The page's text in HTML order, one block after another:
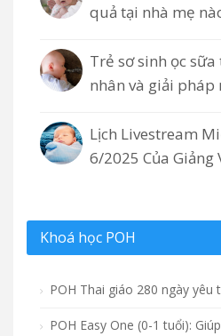
quả tại nhà mẹ
Trẻ sơ sinh ọc
nhân và giải pháp
Lịch Livestream
6/2025 Của Giảng
Khoá học POH
POH Thai giáo 280 ngày yêu
POH Easy One (0-1 tuổi):